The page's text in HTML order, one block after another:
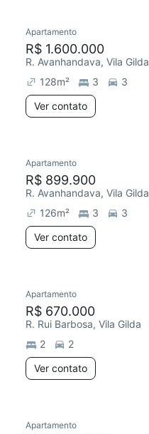
Apartamento
R$ 1.600.000
R. Avanhandava, Vila Gilda
128m² 3
3
Ver contato
Apartamento
R$ 899.900
R. Avanhandava, Vila Gilda
126m² 3
3
Ver contato
Apartamento
R$ 670.000
R. Rui Barbosa, Vila Gilda
2
2
Ver contato
Apartamento